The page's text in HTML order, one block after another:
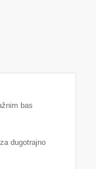
bas
dugotrajno